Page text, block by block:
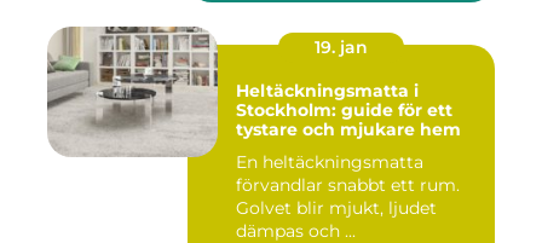
19. jan
Heltäckningsmatta i
Stockholm: guide för ett
tystare och mjukare hem
En heltäckningsmatta
förvandlar snabbt ett rum.
Golvet blir mjukt, ljudet
dämpas och ...